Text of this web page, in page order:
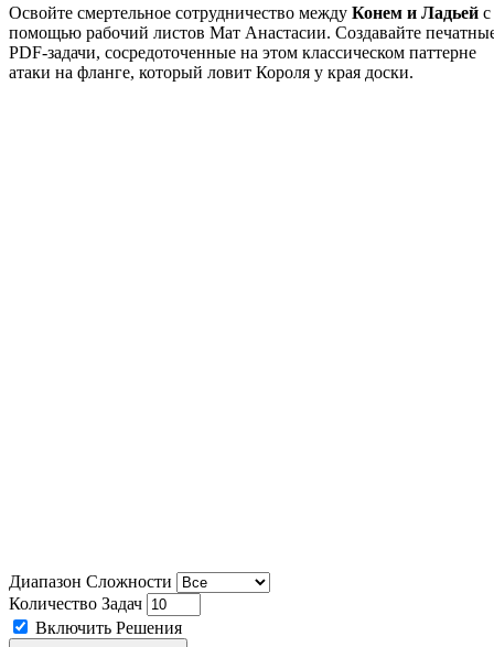
Освойте смертельное сотрудничество между Конем и Ладьей с
помощью рабочий листов Мат Анастасии. Создавайте
PDF-задачи, сосредоточенные на этом классическом паттерне
атаки на фланге, который ловит Короля у края доски.
Диапазон Сложности
Количество Задач
Включить Решения